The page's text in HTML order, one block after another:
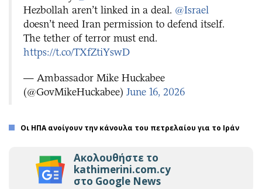
Hezbollah aren’t linked in a deal. @Israel
doesn’t need Iran permission to defend itself.
The tether of terror must end.
https://t.co/TXfZtiYswD
— Ambassador Mike Huckabee
(@GovMikeHuckabee) June 16, 2026
Οι ΗΠΑ ανοίγουν την κάνουλα του πετρελαίου για το Ιράν
Ακολουθήστε το
kathimerini.com.cy
στο Google News